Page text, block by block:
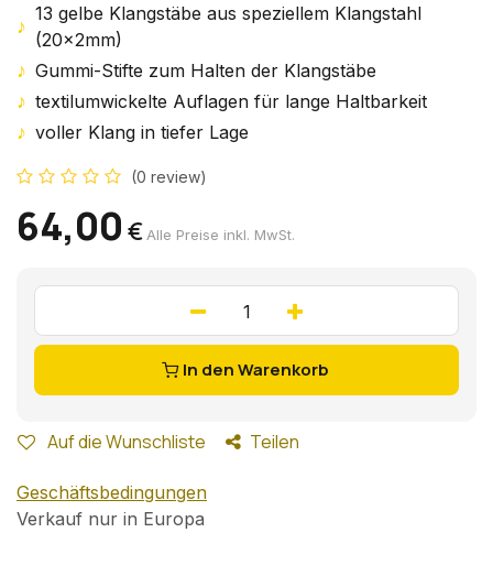
♪
13 gelbe Klangstäbe aus speziellem Klangstahl
(20x2mm)
♪ Gummi-Stifte zum Halten der Klangstäbe
♪ textilumwickelte Auflagen für lange Haltbarkeit
♪ voller Klang in tiefer Lage
(0 review)
64,00 € Alle Preise inkl. MwSt.
In den Warenkorb
Auf die Wunschliste Teilen
Geschäftsbedingungen
Verkauf nur in Europa